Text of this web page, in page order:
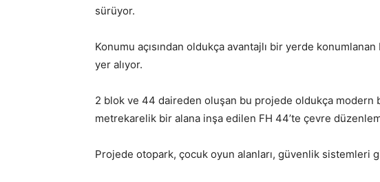
sürüyor.
Konumu açısından oldukça avantajlı bir yerde
yer alıyor.
2 blok ve 44 daireden oluşan bu projede oldukça modern
metrekarelik bir alana inşa edilen FH 44’te çevre
Projede otopark, çocuk oyun alanları, güvenlik sistemleri